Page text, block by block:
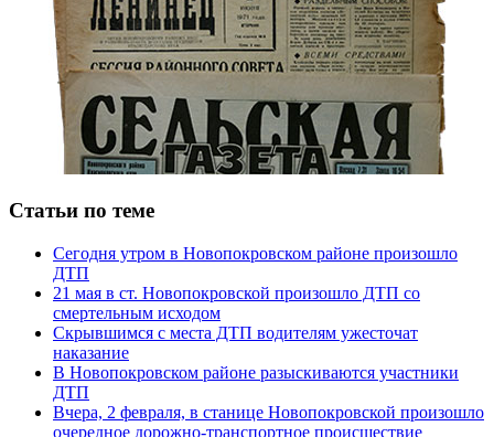
Статьи по теме
Сегодня утром в Новопокровском районе произошло
ДТП
21 мая в ст. Новопокровской произошло ДТП со
смертельным исходом
Скрывшимся с места ДТП водителям ужесточат
наказание
В Новопокровском районе разыскиваются участники
ДТП
Вчера, 2 февраля, в станице Новопокровской произошло
очередное дорожно-транспортное происшествие